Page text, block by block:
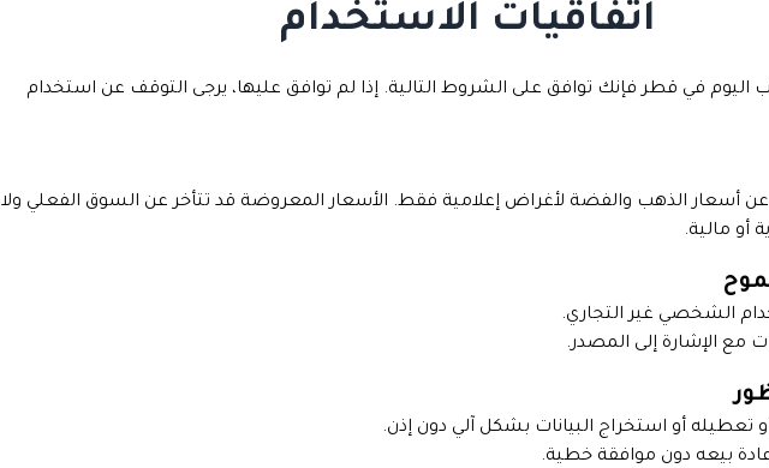
اتفاقيات الاستخدام
في قطر فإنك توافق على الشروط التالية. إذا لم توافق عليها، يرجى التوقف عن استخدام
أسعار الذهب والفضة لأغراض إعلامية فقط. الأسعار المعروضة قد تتأخر عن السوق الفعلي ولا
أو مالية.
الشخصي غير التجاري.
مع الإشارة إلى المصدر.
تعطيله أو استخراج البيانات بشكل آلي دون إذن.
بيعه دون موافقة خطية.